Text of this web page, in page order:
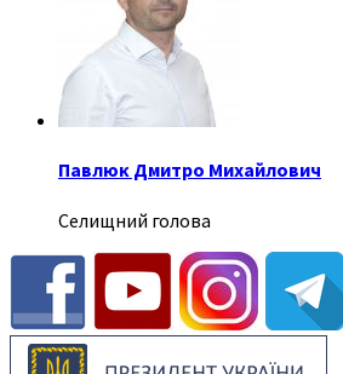
Павлюк Дмитро Михайлович
Селищний голова